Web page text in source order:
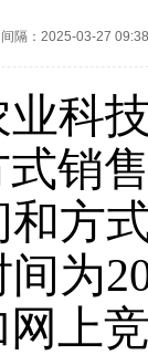
隔：2025-03-27 09:38
科
销
和方
为
上